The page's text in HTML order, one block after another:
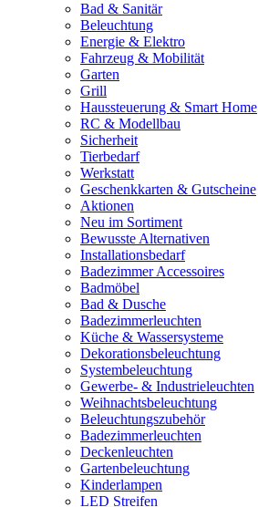
Bad & Sanitär
Beleuchtung
Energie & Elektro
Fahrzeug & Mobilität
Garten
Grill
Haussteuerung & Smart Home
RC & Modellbau
Sicherheit
Tierbedarf
Werkstatt
Geschenkkarten & Gutscheine
Aktionen
Neu im Sortiment
Bewusste Alternativen
Installationsbedarf
Badezimmer Accessoires
Badmöbel
Bad & Dusche
Badezimmerleuchten
Küche & Wassersysteme
Dekorationsbeleuchtung
Systembeleuchtung
Gewerbe- & Industrieleuchten
Weihnachtsbeleuchtung
Beleuchtungszubehör
Badezimmerleuchten
Deckenleuchten
Gartenbeleuchtung
Kinderlampen
LED Streifen